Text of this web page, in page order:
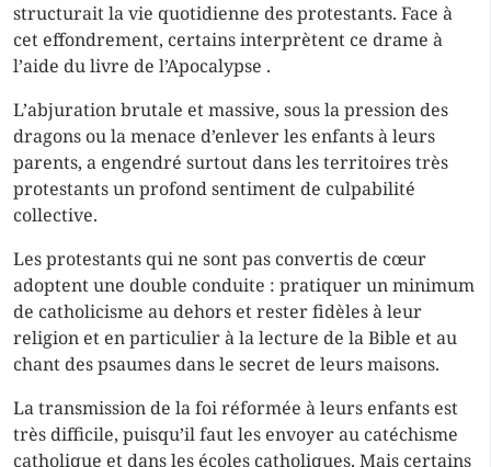
structurait la vie quotidienne des protestants. Face à
cet effondrement, certains interprètent ce drame à
l’aide du livre de l’Apocalypse .
L’abjuration brutale et massive, sous la pression des
dragons ou la menace d’enlever les enfants à leurs
parents, a engendré surtout dans les territoires très
protestants un profond sentiment de culpabilité
collective.
Les protestants qui ne sont pas convertis de cœur
adoptent une double conduite : pratiquer un minimum
de catholicisme au dehors et rester fidèles à leur
religion et en particulier à la lecture de la Bible et au
chant des psaumes dans le secret de leurs maisons.
La transmission de la foi réformée à leurs enfants est
très difficile, puisqu’il faut les envoyer au catéchisme
catholique et dans les écoles catholiques. Mais certains